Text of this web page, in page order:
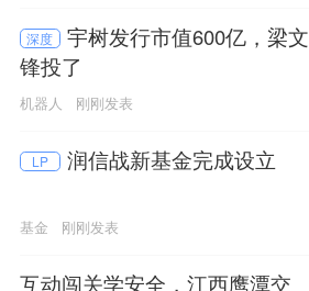
深度
宇树发行市值600亿，梁文
锋投了
机器人 刚刚发表
LP 润信战新基金完成设立
基金 刚刚发表
互动闯关学安全，江西鹰潭交